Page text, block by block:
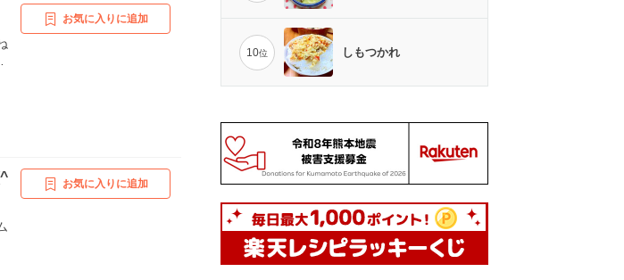
お気に入りに追加
お気に入りに追加
10位 しもつかれ